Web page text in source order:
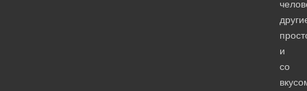
и
со